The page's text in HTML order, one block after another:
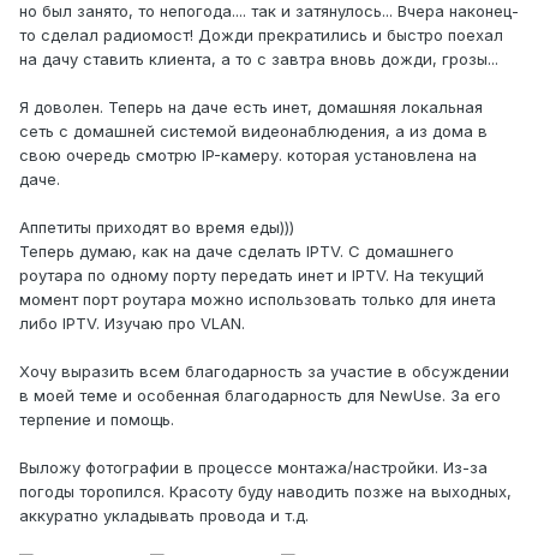
но был занято, то непогода.... так и затянулось... Вчера наконец-
то сделал радиомост! Дожди прекратились и быстро поехал
на дачу ставить клиента, а то с завтра вновь дожди, грозы...
Я доволен. Теперь на даче есть инет, домашняя локальная
сеть с домашней системой видеонаблюдения, а из дома в
свою очередь смотрю IP-камеру. которая установлена на
даче.
Аппетиты приходят во время еды)))
Теперь думаю, как на даче сделать IPTV. С домашнего
роутара по одному порту передать инет и IPTV. На текущий
момент порт роутара можно использовать только для инета
либо IPTV. Изучаю про VLAN.
Хочу выразить всем благодарность за участие в обсуждении
в моей теме и особенная благодарность для NewUse. За его
терпение и помощь.
Выложу фотографии в процессе монтажа/настройки. Из-за
погоды торопился. Красоту буду наводить позже на выходных,
аккуратно укладывать провода и т.д.